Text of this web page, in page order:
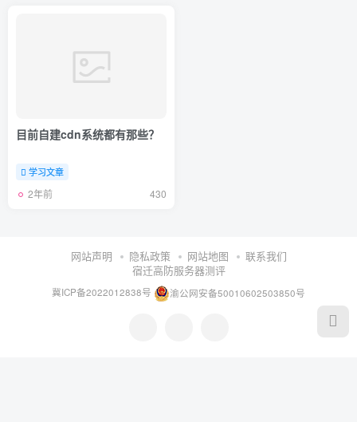
目前自建cdn系统都有那些？
学习文章
2年前 430
网站声明 隐私政策 网站地图
联系我们
宿迁高防服务器测评
冀ICP备2022012838号 渝公网安备50010602503850号